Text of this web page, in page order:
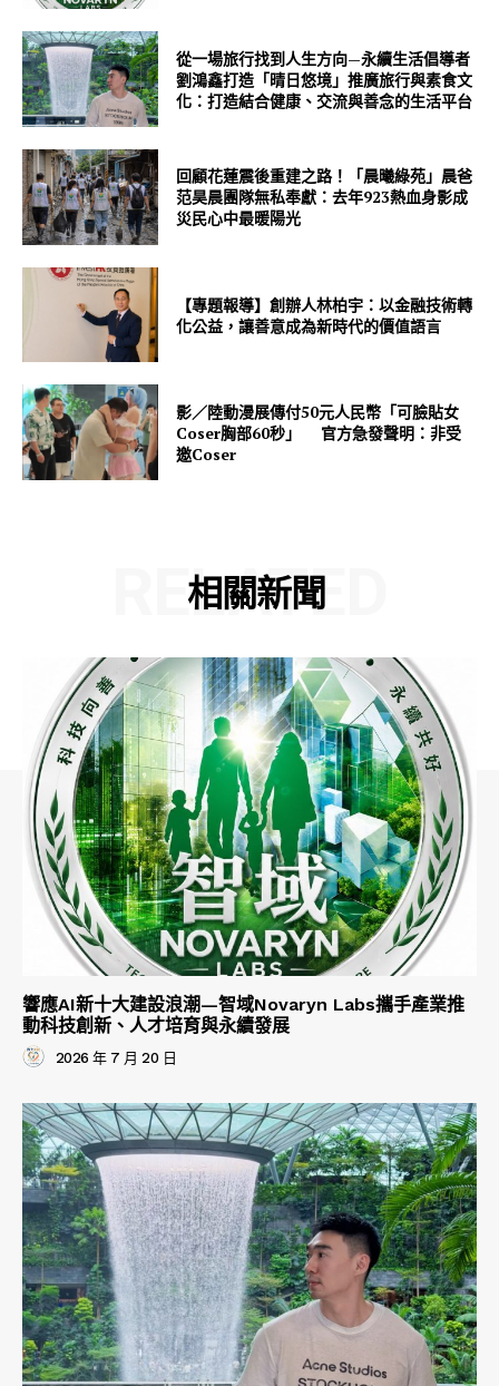
從一場旅行找到人生方向—永續生活倡導者
劉鴻鑫打造「晴日悠境」推廣旅行與素食文
化：打造結合健康、交流與善念的生活平台
回顧花蓮震後重建之路！「晨曦綠苑」晨爸
范昊晨團隊無私奉獻：去年923熱血身影成
災民心中最暖陽光
【專題報導】創辦人林柏宇：以金融技術轉
化公益，讓善意成為新時代的價值語言
影／陸動漫展傳付50元人民幣「可臉貼女
Coser胸部60秒」 官方急發聲明：非受
邀Coser
相關新聞
RELATED
響應AI新十大建設浪潮—智域Novaryn Labs攜手產業推
動科技創新、人才培育與永續發展
2026 年 7 月 20 日